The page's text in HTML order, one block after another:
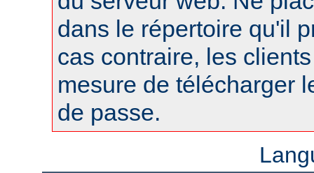
dans le répertoire qu'il
cas contraire, les
mesure de télécharger
de passe.